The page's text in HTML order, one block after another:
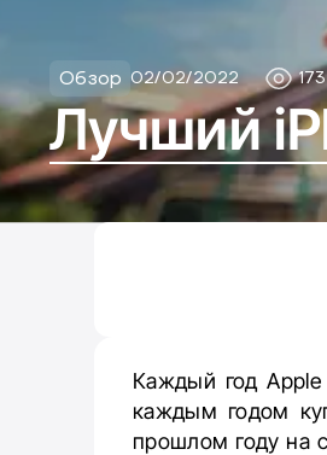
Обзор 02/02/2022
Лучший
Каждый год
каждым годом
прошлом году на